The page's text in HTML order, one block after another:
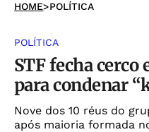
HOME>POLÍTICA
POLÍTICA
STF fecha
para condenar
Nove dos 10 réus do
após maioria formada